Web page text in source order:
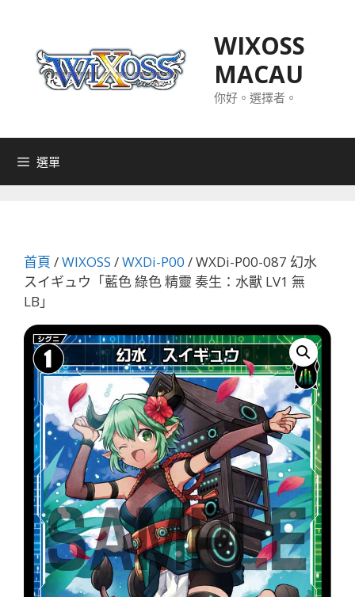
WIXOSS
MACAU
你好。選擇者。
選單
首頁 /WIXOSS /WXDi-P00 / WXDi-P00-087 幻水
スイギュウ「藍色 綠色 精靈 奏生：水獸 LV1 無
LB」